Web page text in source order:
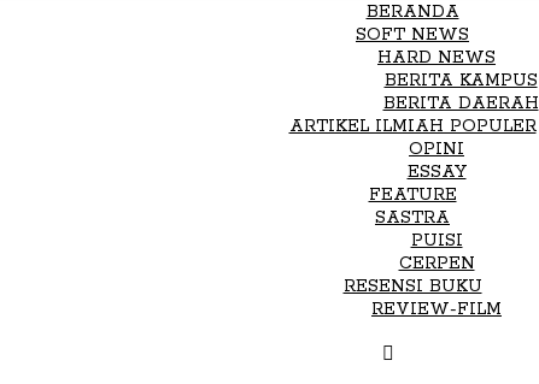
BERANDA
SOFT NEWS
HARD NEWS
BERITA KAMPUS
BERITA DAERAH
ARTIKEL ILMIAH POPULER
OPINI
ESSAY
FEATURE
SASTRA
PUISI
CERPEN
RESENSI BUKU
REVIEW-FILM